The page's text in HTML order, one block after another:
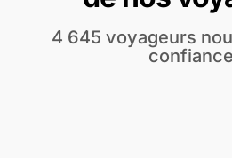
4 645 voyageurs